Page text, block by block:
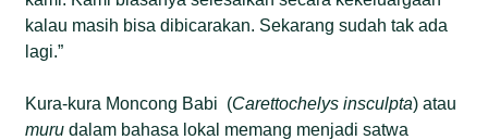
kalau masih bisa dibicarakan. Sekarang sudah tak ada
lagi.”
Kura-kura Moncong Babi (Carettochelys insculpta) atau
murudalam bahasa lokal memang menjadi satwa